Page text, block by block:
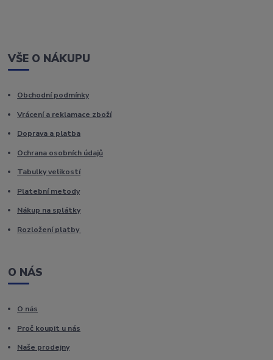
VŠE O NÁKUPU
Obchodní podmínky
Vrácení a reklamace zboží
Doprava a platba
Ochrana osobních údajů
Tabulky velikostí
Platební metody
Nákup na splátky
Rozložení platby
O NÁS
O nás
Proč koupit u nás
Naše prodejny